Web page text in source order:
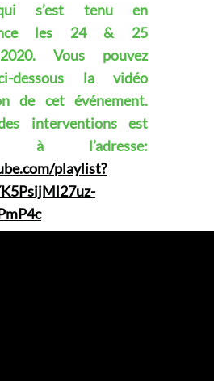
s’est tenu en
les 24 & 25
Vous pouvez
dessous la vidéo
de cet événement.
des interventions est
à l’adresse:
playlist?